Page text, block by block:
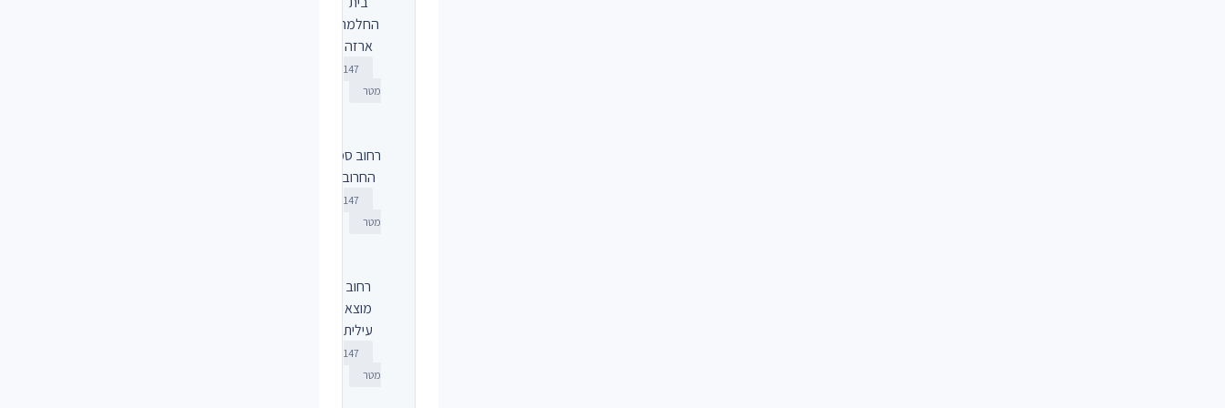
החלמה
ארזה
147
מטר
רחוב סמ
החרוב
147
מטר
רחוב
מוצא
עילית
147
מטר